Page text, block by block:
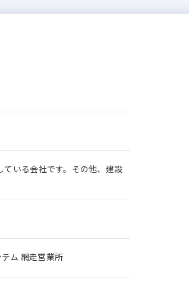
いる会社です。その他、建設
ム 網走営業所